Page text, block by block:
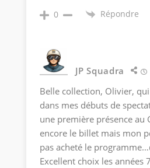
0 Répondre
JP Squadra
Belle collection, Olivier,
dans mes débuts de
une première présence au
encore le billet mais mon
pas acheté le
Excellent choix les années